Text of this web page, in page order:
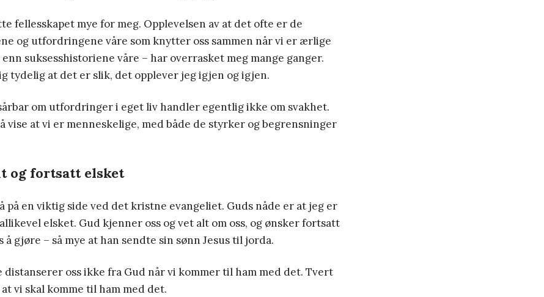
fellesskapet mye for meg. Opplevelsen av at det ofte er de
og utfordringene våre som knytter oss sammen når vi er ærlige
suksesshistoriene våre – har overrasket meg mange ganger.
tydelig at det er slik, det opplever jeg igjen og igjen.
om utfordringer i eget liv handler egentlig ikke om svakhet.
vise at vi er menneskelige, med både de styrker og begrensninger
og fortsatt elsket
på en viktig side ved det kristne evangeliet. Guds nåde er at jeg er
elsket. Gud kjenner oss og vet alt om oss, og ønsker fortsatt
å gjøre – så mye at han sendte sin sønn Jesus til jorda.
distanserer oss ikke fra Gud når vi kommer til ham med det. Tvert
at vi skal komme til ham med det.